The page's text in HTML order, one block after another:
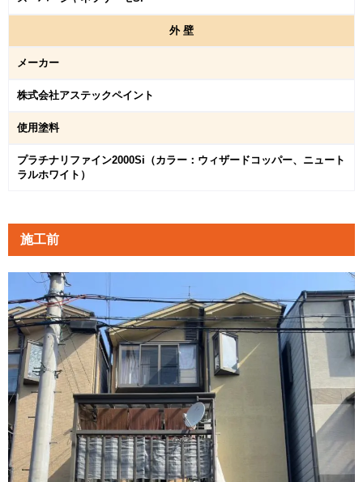
外 壁
メーカー
株式会社アステックペイント
使用塗料
プラチナリファイン2000Si（カラー：ウィザードコッパー、ニュート
ラルホワイト）
施工前